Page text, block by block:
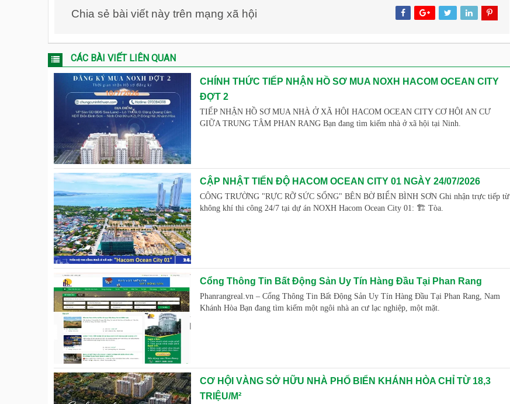
Chia sẻ bài viết này trên mạng xã hội
CÁC BÀI VIẾT LIÊN QUAN
CHÍNH THỨC TIẾP NHẬN HỒ SƠ MUA NOXH HACOM OCEAN CITY
ĐỢT 2
TIẾP NHẬN HỒ SƠ MUA NHÀ Ở XÃ HỘI HACOM OCEAN CITY CƠ HỘI AN CƯ
GIỮA TRUNG TÂM PHAN RANG Bạn đang tìm kiếm nhà ở xã hội tại Ninh.
CẬP NHẬT TIẾN ĐỘ HACOM OCEAN CITY 01 NGÀY 24/07/2026
CÔNG TRƯỜNG "RỰC RỠ SỨC SỐNG" BÊN BỜ BIỂN BÌNH SƠN Ghi nhận trực tiếp từ
không khí thi công 24/7 tại dự án NOXH Hacom Ocean City 01: 🏗️ Tòa.
Cổng Thông Tin Bất Động Sản Uy Tín Hàng Đầu Tại Phan Rang
Phanrangreal.vn – Cổng Thông Tin Bất Động Sản Uy Tín Hàng Đầu Tại Phan Rang, Nam
Khánh Hòa Bạn đang tìm kiếm một ngôi nhà an cư lạc nghiệp, một mặt.
CƠ HỘI VÀNG SỞ HỮU NHÀ PHỐ BIỂN KHÁNH HÒA CHỈ TỪ 18,3
TRIỆU/M²